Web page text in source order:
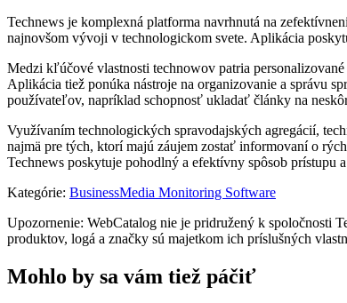
Technews je komplexná platforma navrhnutá na
najnovšom vývoji v technologickom svete. Aplikácia
Medzi kľúčové vlastnosti technowov patria
Aplikácia tiež ponúka nástroje na organizovanie a správu
používateľov, napríklad schopnosť ukladať články na
Využívaním technologických spravodajských agregácií,
najmä pre tých, ktorí majú záujem zostať informovaní o
Technews poskytuje pohodlný a efektívny spôsob prístupu
Kategórie: BusinessMedia Monitoring Software
Upozornenie: WebCatalog nie je pridružený k spoločnosti
produktov, logá a značky sú majetkom ich príslušných
Mohlo by sa vám tiež páčiť